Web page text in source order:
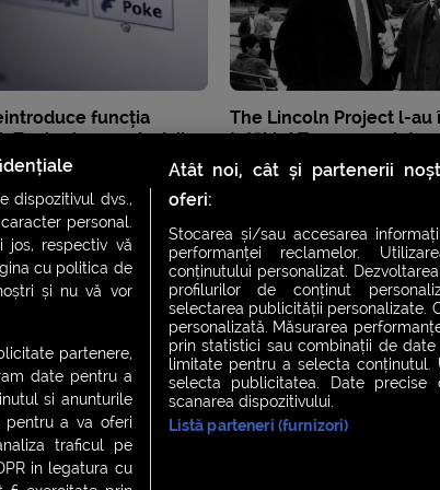
funcția
Zuckerberg: „clasicii
The Lincoln Project l-au
tatăl lui Trump cu
inteligenței artificiale
FEVER NIGHT FEVER
dispozitivul dvs.,
personal.
jos, respectiv vă
cu politica de
și nu vă vor
partenere,
date pentru a
si anunturile
pentru a va oferi
traficul pe
in legatura cu
Atât noi, cât și partenerii
oferi:
Stocarea și/sau accesarea
performanței reclamelor.
conținutului personalizat.
profilurilor de conținut
selectarea publicității personalizate.
personalizată. Măsurarea
prin statistici sau combinații de
limitate pentru a selecta
selecta publicitatea. Date
scanarea dispozitivului.
Listă parteneri (furnizori)